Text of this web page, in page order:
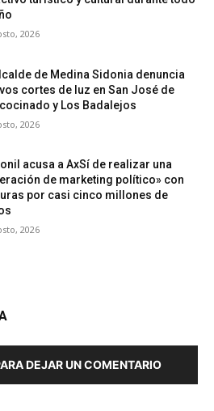
2026
de Medina Sidonia denuncia
cortes de luz en San José de
y Los Badalejos
2026
acusa a AxSí de realizar una
de marketing político» con
por casi cinco millones de
2026
DEJAR UN COMENTARIO